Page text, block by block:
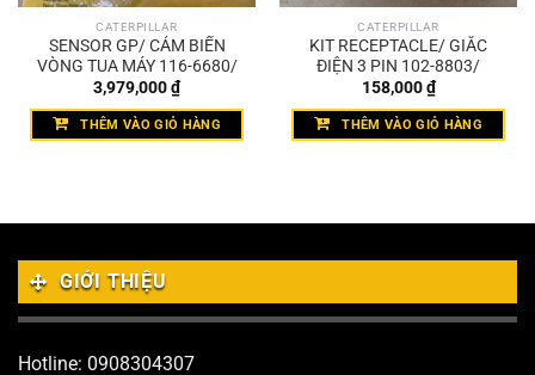
CATERPILLAR
SENSOR GP/ CẢM BIẾN
VÒNG TUA MÁY 116-6680/
3,979,000₫
THÊM VÀO GIỎ HÀNG
CATERPILLAR
KIT RECEPTACLE/ GIẮC
ĐIỆN 3 PIN 102-8803/
158,000₫
THÊM VÀO GIỎ HÀNG
GIỚI THIỆU
Hotline: 0908304307